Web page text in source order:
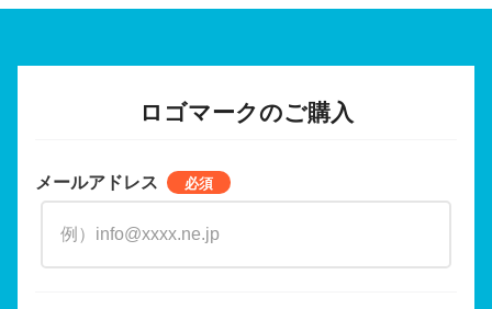
ロゴマークのご購入
メールアドレス